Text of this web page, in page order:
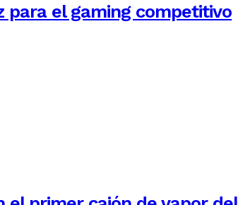
para el gaming competitivo